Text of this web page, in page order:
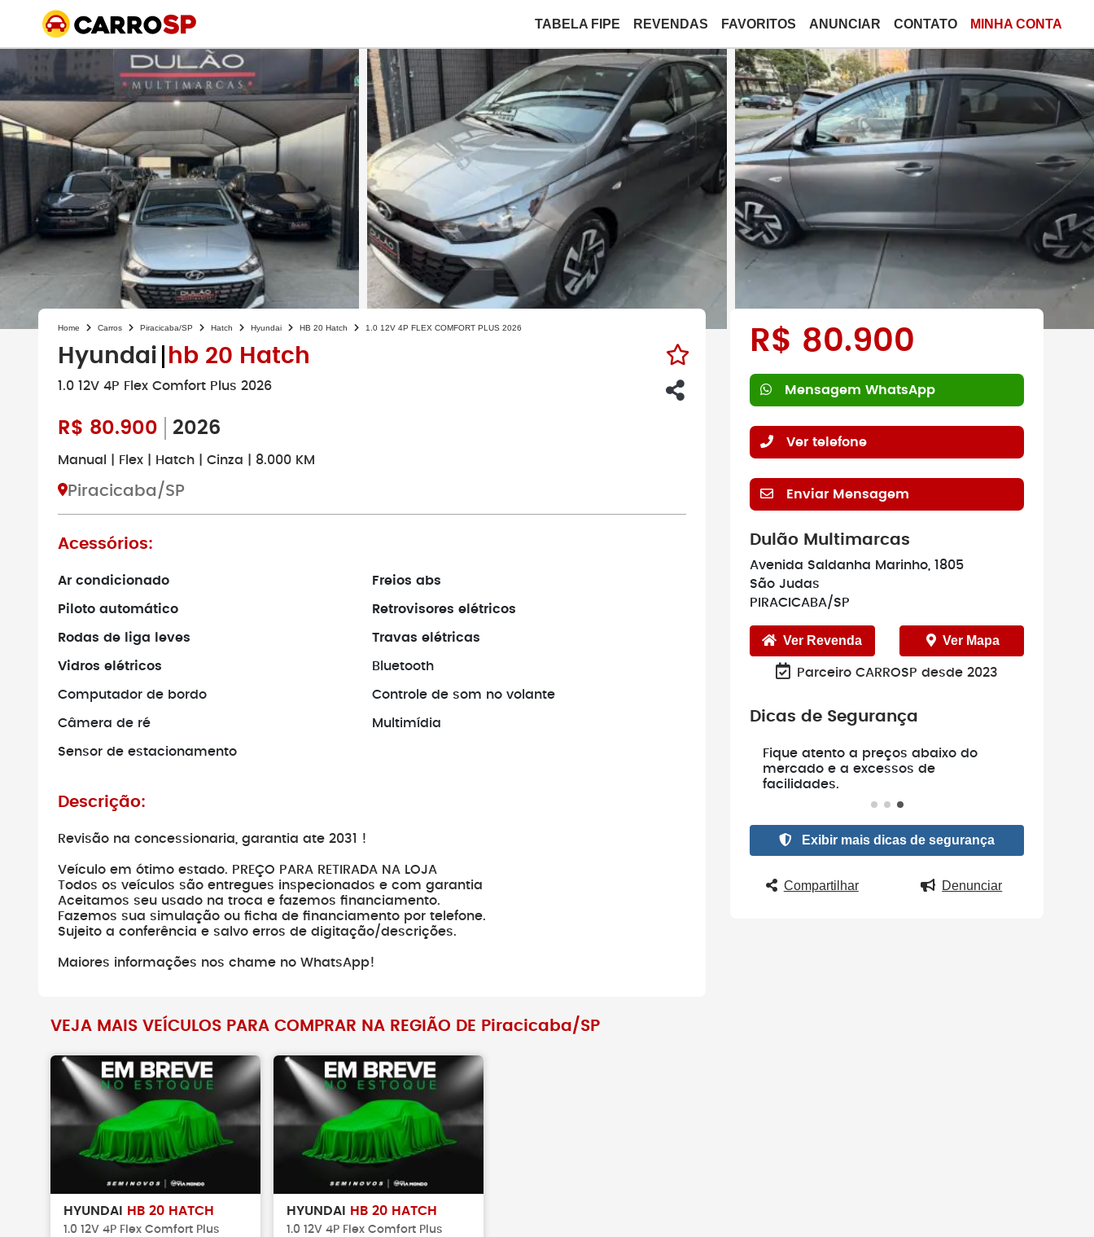
TABELA FIPE REVENDAS FAVORITOS ANUNCIAR CONTATO MINHA CONTA
Home Carros Piracicaba/SP Hatch Hyundai HB 20 Hatch 1.0 12V 4P FLEX COMFORT PLUS 2026
Hyundai hb 20 Hatch
1.0 12V 4P Flex Comfort Plus 2026
R$ 80.900 2026
Manual | Flex | Hatch | Cinza | 8.000 KM
Piracicaba/SP
Acessórios:
Ar condicionado Freios abs
Piloto automático Retrovisores elétricos
Rodas de liga leves Travas elétricas
Vidros elétricos Bluetooth
Computador de bordo Controle de som no volante
Câmera de ré Multimídia
Sensor de estacionamento
Descrição:
Revisão na concessionaria, garantia ate 2031 !
Veículo em ótimo estado. PREÇO PARA RETIRADA NA LOJA
Todos os veículos são entregues inspecionados e com garantia
Aceitamos seu usado na troca e fazemos financiamento.
Fazemos sua simulação ou ficha de financiamento por telefone.
Sujeito a conferência e salvo erros de digitação/descrições.
Maiores informações nos chame no WhatsApp!
VEJA MAIS VEÍCULOS PARA COMPRAR NA REGIÃO DE Piracicaba/SP
HYUNDAI HB 20 HATCH
1.0 12V 4P Flex Comfort Plus
HYUNDAI HB 20 HATCH
1.0 12V 4P Flex Comfort Plus
R$ 80.900
Mensagem WhatsApp
Ver telefone
Enviar Mensagem
Dulão Multimarcas
Avenida Saldanha Marinho, 1805
São Judas
PIRACICABA/SP
Ver Revenda Ver Mapa
Parceiro CARROSP desde 2023
Dicas de Segurança
Fique atento a preços abaixo do
mercado e a excessos de
facilidades.
Exibir mais dicas de segurança
Compartilhar Denunciar